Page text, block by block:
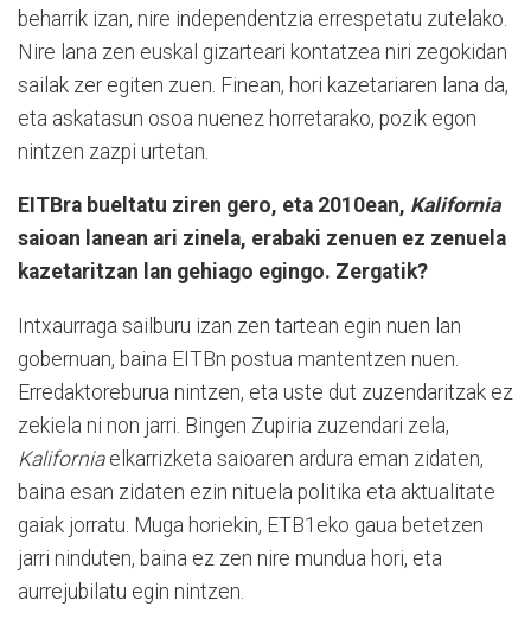
beharrik izan, nire independentzia errespetatu zutelako.
Nire lana zen euskal gizarteari kontatzea niri zegokidan
sailak zer egiten zuen. Finean, hori kazetariaren lana da,
eta askatasun osoa nuenez horretarako, pozik egon
nintzen zazpi urtetan.
EITBra bueltatu ziren gero, eta 2010ean, Kalifornia
saioan lanean ari zinela, erabaki zenuen ez zenuela
kazetaritzan lan gehiago egingo. Zergatik?
Intxaurraga sailburu izan zen tartean egin nuen lan
gobernuan, baina EITBn postua mantentzen nuen.
Erredaktoreburua nintzen, eta uste dut zuzendaritzak ez
zekiela ni non jarri. Bingen Zupiria zuzendari zela,
Kaliforniaelkarrizketa saioaren ardura eman zidaten,
baina esan zidaten ezin nituela politika eta aktualitate
gaiak jorratu. Muga horiekin, ETB1eko gaua betetzen
jarri ninduten, baina ez zen nire mundua hori, eta
aurrejubilatu egin nintzen.